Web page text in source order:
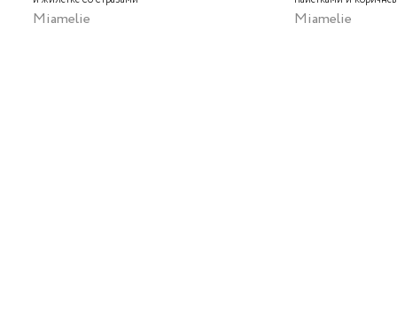
Miamelie Miamelie